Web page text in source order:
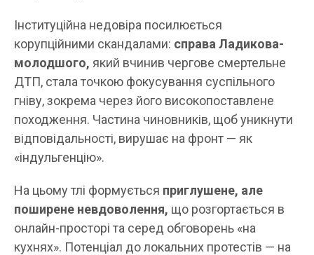
Інституційна недовіра посилюється
корупційними скандалами: справа Ладикова-
молодшого, який вчинив чергове смертельне
ДТП, стала точкою фокусування суспільного
гніву, зокрема через його високопоставлене
походження. Частина чиновників, щоб уникнути
відповідальності, вирушає на фронт — як
«індульгенцію».
На цьому тлі формується приглушене, але
поширене невдоволення, що розгортається в
онлайн-просторі та серед обговорень «на
кухнях». Потенціал до локальних протестів — на